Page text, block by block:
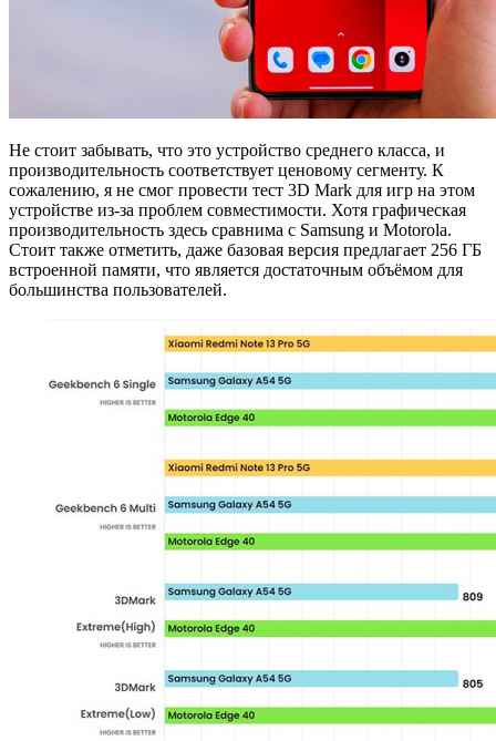
Не стоит забывать, что это устройство среднего класса, и
производительность соответствует ценовому сегменту. К
сожалению, я не смог провести тест 3D Mark для игр на этом
устройстве из-за проблем совместимости. Хотя графическая
производительность здесь сравнима с Samsung и Motorola.
Стоит также отметить, даже базовая версия предлагает 256 ГБ
встроенной памяти, что является достаточным объёмом для
большинства пользователей.